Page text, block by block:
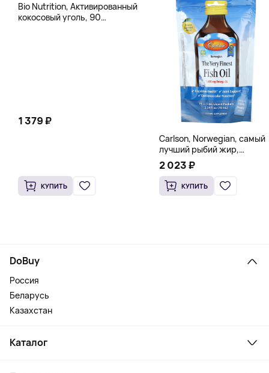
Bio Nutrition, Активированный
кокосовый уголь, 90
1 379 ₽
КУПИТЬ
Carlson, Norwegian, самый
лучший рыбий жир,
натуральный лимон, 15
пакетиков (5 мл) каждый
2 023 ₽
КУПИТЬ
DoBuy
Россия
Беларусь
Казахстан
Каталог